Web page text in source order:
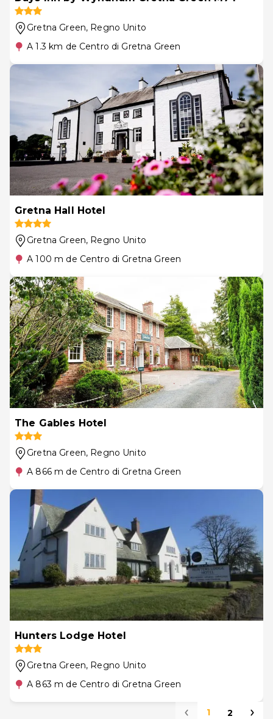
Gretna Green, Regno Unito
A 1.3 km de Centro di Gretna Green
Gretna Hall Hotel
Gretna Green, Regno Unito
A 100 m de Centro di Gretna Green
The Gables Hotel
Gretna Green, Regno Unito
A 866 m de Centro di Gretna Green
Hunters Lodge Hotel
Gretna Green, Regno Unito
A 863 m de Centro di Gretna Green
1 2